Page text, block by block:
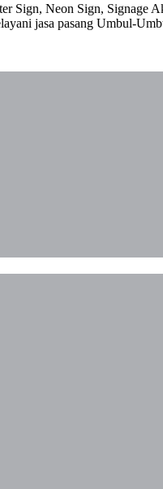
Sign, Neon Sign, Signage
jasa pasang Umbul-